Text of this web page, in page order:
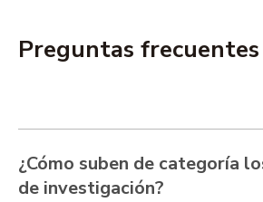
Preguntas frecuentes
¿Cómo suben de categoría
de investigación?